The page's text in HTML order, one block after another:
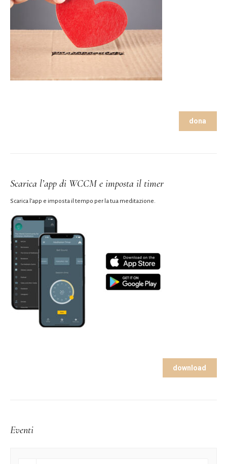
dona
Scarica l’app di WCCM e imposta il timer
Scarica l’app e imposta il tempo per la tua meditazione.
download
Eventi